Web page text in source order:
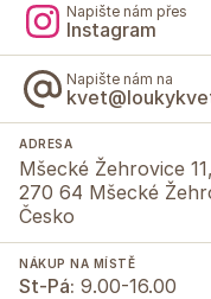
Napište nám přes
Instagram
Napište nám na
ADRESA
Mšecké Žehrovice 11,
270 64 Mšecké
Česko
NÁKUP NA MÍSTĚ
St-Pá: 9.00-16.00